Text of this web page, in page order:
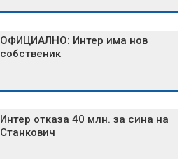
ОФИЦИАЛНО: Интер има нов
собственик
Интер отказа 40 млн. за сина на
Станкович